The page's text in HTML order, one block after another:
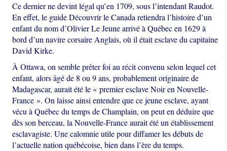
Ce dernier ne devint légal qu’en 1709, sous l’intendant Raudot.
En effet, le guide Découvrir le Canada retiendra l’histoire d’un
enfant du nom d’Olivier Le Jeune arrivé à Québec en 1629 à
bord d’un navire corsaire Anglais, où il était esclave du capitaine
David Kirke.
À Ottawa, on semble prêter foi au récit convenu selon lequel cet
enfant, alors âgé de 8 ou 9 ans, probablement originaire de
Madagascar, aurait été le « premier esclave Noir en Nouvelle-
France ». On laisse ainsi entendre que ce jeune esclave, ayant
vécu à Québec du temps de Champlain, on peut en déduire que
dès son berceau, la Nouvelle-France aurait été un établissement
esclavagiste. Une calomnie utile pour diffamer les débuts de
l’actuelle nation québécoise, bien dans l’ère du temps.